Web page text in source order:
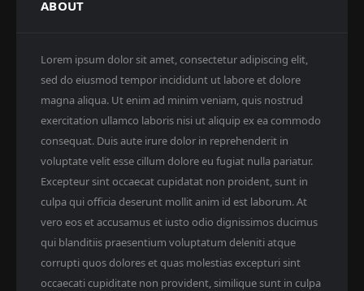
ABOUT
Lorem ipsum dolor sit amet, consectetur adipiscing elit,
sed do eiusmod tempor incididunt ut labore et dolore
magna aliqua. Ut enim ad minim veniam, quis nostrud
exercitation ullamco laboris nisi ut aliquip ex ea commodo
consequat. Duis aute irure dolor in reprehenderit in
voluptate velit esse cillum dolore eu fugiat nulla pariatur.
Excepteur sint occaecat cupidatat non proident, sunt in
culpa qui officia deserunt mollit anim id est laborum. At
vero eos et accusamus et iusto odio dignissimos ducimus
qui blanditiis praesentium voluptatum deleniti atque
corrupti quos dolores et quas molestias excepturi sint
occaecati cupiditate non provident, similique sunt in culpa